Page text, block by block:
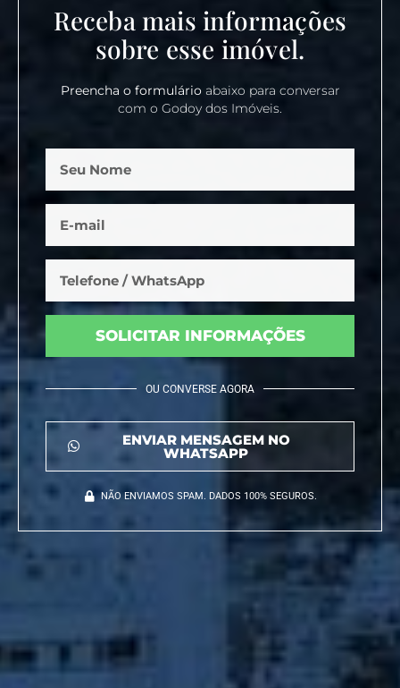
Receba mais informações
sobre esse imóvel.
Preencha o formulárioabaixo para conversar
com o Godoy dos Imóveis.
SOLICITAR INFORMAÇÕES
OU CONVERSE AGORA
ENVIAR MENSAGEM NO
WHATSAPP
NÃO ENVIAMOS SPAM. DADOS 100% SEGUROS.